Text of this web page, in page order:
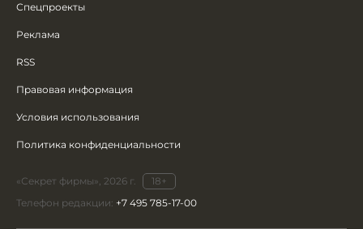
Спецпроекты
Реклама
RSS
Правовая информация
Условия использования
Политика конфиденциальности
«Секрет фирмы», 2026 г.
18+
Телефон редакции: +7 495 785-17-00